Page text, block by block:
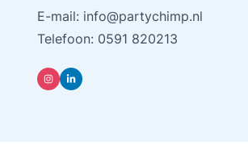
E-mail: info@partychimp.nl
Telefoon: 0591 820213